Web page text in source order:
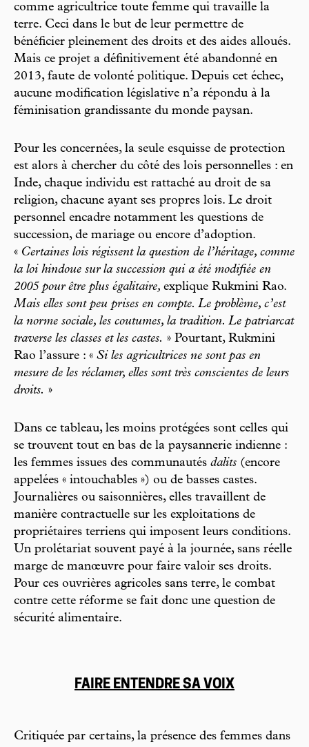
comme agricultrice toute femme qui travaille la
terre. Ceci dans le but de leur permettre de
bénéficier pleinement des droits et des aides alloués.
Mais ce projet a définitivement été abandonné en
2013, faute de volonté politique. Depuis cet échec,
aucune modification législative n’a répondu à la
féminisation grandissante du monde paysan.
Pour les concernées, la seule esquisse de protection
est alors à chercher du côté des lois personnelles : en
Inde, chaque individu est rattaché au droit de sa
religion, chacune ayant ses propres lois. Le droit
personnel encadre notamment les questions de
succession, de mariage ou encore d’adoption.
« Certaines lois régissent la question de l’héritage, comme
la loi hindoue sur la succession qui a été modifiée en
2005 pour être plus égalitaire, explique Rukmini Rao.
Mais elles sont peu prises en compte. Le problème, c’est
la norme sociale, les coutumes, la tradition. Le patriarcat
traverse les classes et les castes. » Pourtant, Rukmini
Rao l’assure : « Si les agricultrices ne sont pas en
mesure de les réclamer, elles sont très conscientes de leurs
droits. »
Dans ce tableau, les moins protégées sont celles qui
se trouvent tout en bas de la paysannerie indienne :
les femmes issues des communautés dalits (encore
appelées « intouchables ») ou de basses castes.
Journalières ou saisonnières, elles travaillent de
manière contractuelle sur les exploitations de
propriétaires terriens qui imposent leurs conditions.
Un prolétariat souvent payé à la journée, sans réelle
marge de manœuvre pour faire valoir ses droits.
Pour ces ouvrières agricoles sans terre, le combat
contre cette réforme se fait donc une question de
sécurité alimentaire.
FAIRE ENTENDRE SA VOIX
Critiquée par certains, la présence des femmes dans